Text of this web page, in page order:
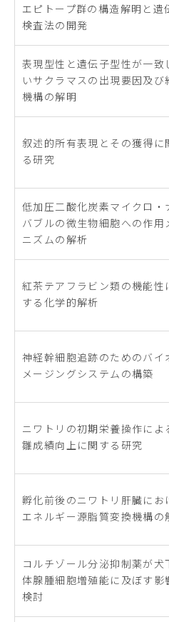
エピトープ群の構造解明と遺
検査法の開発
表現型性と遺伝子型性が一致
いサクラマスの出現要因及び
機構の解明
叙述的所有表現とその獲得に
る研究
低加圧二酸化炭素マイクロ・
バブルの微生物細胞への作用
ニズムの解析
紅茶テアフラビン類の機能性
する化学的解析
神経幹細胞追跡のためのバイ
メージングシステムの構築
ニワトリの初期栄養操作によ
雛成績向上に関する研究
孵化前後のニワトリ肝臓にお
エネルギー源脂質変換機構の
コルチゾール分泌抑制薬が犬
体腺腫細胞増殖能に及ぼす影
検討